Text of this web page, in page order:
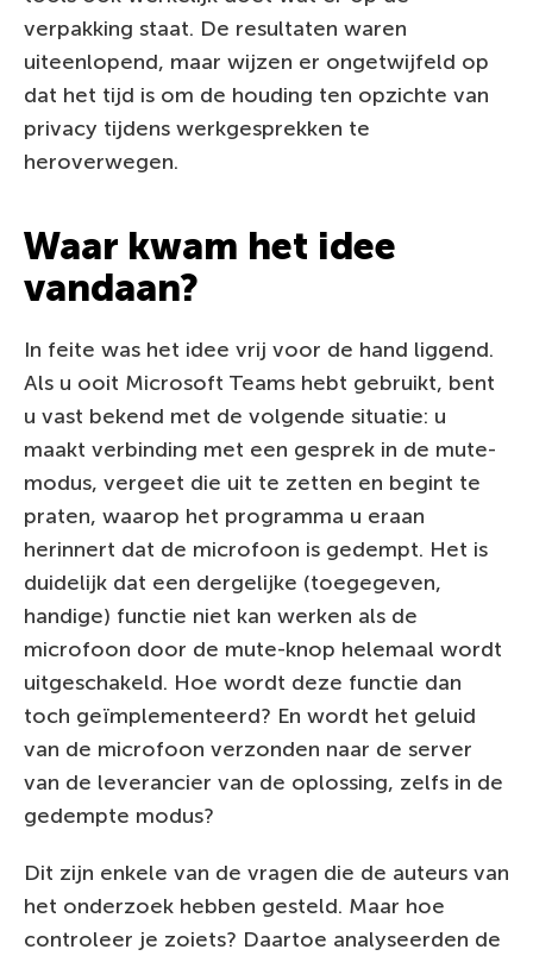
verpakking staat. De resultaten waren
uiteenlopend, maar wijzen er ongetwijfeld op
dat het tijd is om de houding ten opzichte van
privacy tijdens werkgesprekken te
heroverwegen.
Waar kwam het idee
vandaan?
In feite was het idee vrij voor de hand liggend.
Als u ooit Microsoft Teams hebt gebruikt, bent
u vast bekend met de volgende situatie: u
maakt verbinding met een gesprek in de mute-
modus, vergeet die uit te zetten en begint te
praten, waarop het programma u eraan
herinnert dat de microfoon is gedempt. Het is
duidelijk dat een dergelijke (toegegeven,
handige) functie niet kan werken als de
microfoon door de mute-knop helemaal wordt
uitgeschakeld. Hoe wordt deze functie dan
toch geïmplementeerd? En wordt het geluid
van de microfoon verzonden naar de server
van de leverancier van de oplossing, zelfs in de
gedempte modus?
Dit zijn enkele van de vragen die de auteurs van
het onderzoek hebben gesteld. Maar hoe
controleer je zoiets? Daartoe analyseerden de